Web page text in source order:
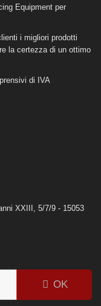
Equipment per
i migliori prodotti
la certezza di un ottimo
di IVA
XXIII, 5/7/9 - 15053
OK